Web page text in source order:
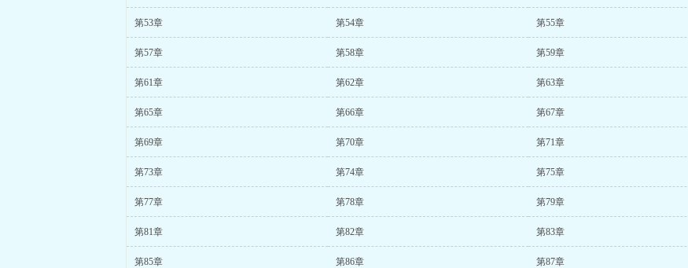
第53章 第54章 第55章
第57章 第58章 第59章
第61章 第62章 第63章
第65章 第66章 第67章
第69章 第70章 第71章
第73章 第74章 第75章
第77章 第78章 第79章
第81章 第82章 第83章
第85章 第86章 第87章